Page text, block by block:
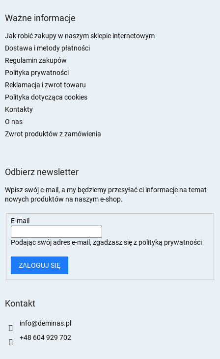
Ważne informacje
Jak robić zakupy w naszym sklepie internetowym
Dostawa i metody płatności
Regulamin zakupów
Polityka prywatności
Reklamacja i zwrot towaru
Polityka dotycząca cookies
Kontakty
O nas
Zwrot produktów z zamówienia
Odbierz newsletter
Wpisz swój e-mail, a my będziemy przesyłać ci informacje na temat
nowych produktów na naszym e-shop.
E-mail
Podając swój adres e-mail, zgadzasz się z polityką prywatności
ZALOGUJ SIĘ
Kontakt
info@deminas.pl
+48 604 929 702